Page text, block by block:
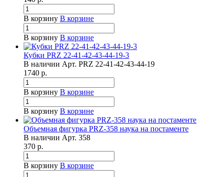
В корзину В корзине
В корзину В корзине
Кубки PRZ 22-41-42-43-44-19-3
В наличии Арт. PRZ 22-41-42-43-44-19
1740 р.
В корзину В корзине
В корзину В корзине
Объемная фигурка PRZ-358 наука на постаменте
В наличии Арт. 358
370 р.
В корзину В корзине